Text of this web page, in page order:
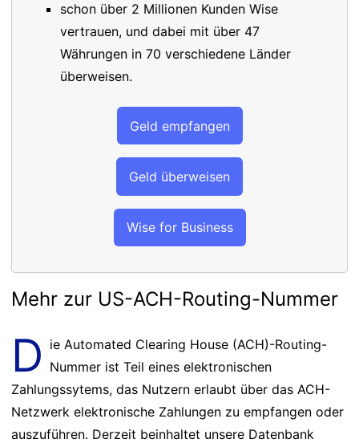
schon über 2 Millionen Kunden Wise
vertrauen, und dabei mit über 47
Währungen in 70 verschiedene Länder
überweisen.
Geld empfangen
Geld überweisen
Wise for Business
Mehr zur US-ACH-Routing-Nummer
D ie Automated Clearing House (ACH)-Routing-
Nummer ist Teil eines elektronischen
Zahlungssytems, das Nutzern erlaubt über das ACH-
Netzwerk elektronische Zahlungen zu empfangen oder
auszuführen. Derzeit beinhaltet unsere Datenbank